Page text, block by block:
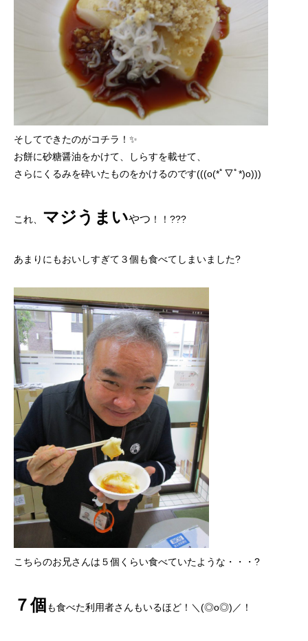
そしてできたのがコチラ！✨
お餅に砂糖醤油をかけて、しらすを載せて、
さらにくるみを砕いたものをかけるのです(((o(*ﾟ▽ﾟ*)o)))
これ、 マジうまいやつ ！！???
あまりにもおいしすぎて３個も食べてしまいました?
こちらのお兄さんは５個くらい食べていたような・・・?
７個 も食べた利用者さんもいるほど！＼(◎o◎)／！